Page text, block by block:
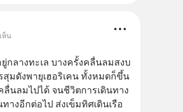
ห็น
กลางทะเล บางครั้งคลื่นลมสงบ
สุมดังพายุเฮอริเคน ทั้งหมดก็ขึ้น
ลื่นลมไปได้ จนชีวิตการเดินทาง
างอีกต่อไป ส่งเข็มทิศเดินเรือ